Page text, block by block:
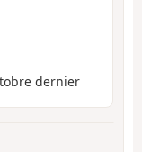
dernier